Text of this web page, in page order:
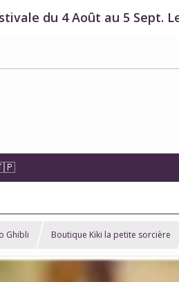
du 4 Août au 5 Sept.
Ghibli Boutique Kiki la petite sorcière